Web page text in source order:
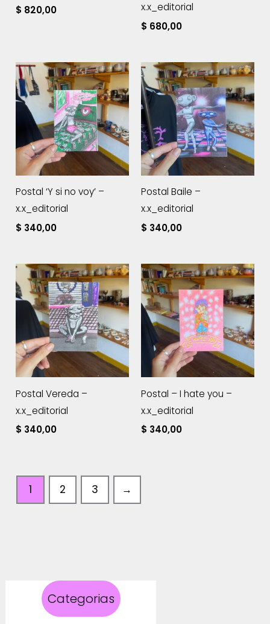
Categorias
$ 820,00
x.x_editorial
$ 680,00
Postal ‘Y si no voy’ –
x.x_editorial
$ 340,00
Postal Baile –
x.x_editorial
$ 340,00
Postal Vereda –
x.x_editorial
$ 340,00
Postal – I hate you –
x.x_editorial
$ 340,00
1 2 3 →